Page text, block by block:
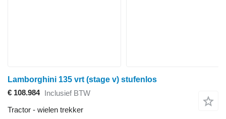
Lamborghini 135 vrt (stage v) stufenlos
€ 108.984 Inclusief BTW
Tractor - wielen trekker